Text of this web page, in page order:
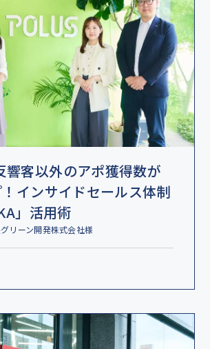
響客以外のアポ獲得数が
インサイドセールス体制
」活用術
リーン開発株式会社様